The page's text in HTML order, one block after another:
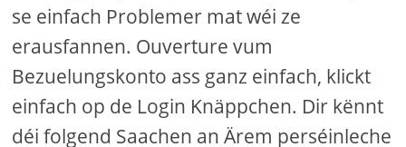
se einfach Problemer mat wéi ze
erausfannen. Ouverture vum
Bezuelungskonto ass ganz einfach, klickt
einfach op de Login Knäppchen. Dir kënnt
déi folgend Saachen an Ärem perséinleche